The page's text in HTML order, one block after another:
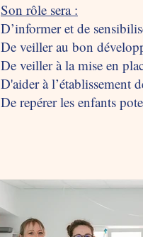
Son rôle sera :
D’informer et de
De veiller au bon
De veiller à la mise en
D'aider à l’établissement
De repérer les enfants